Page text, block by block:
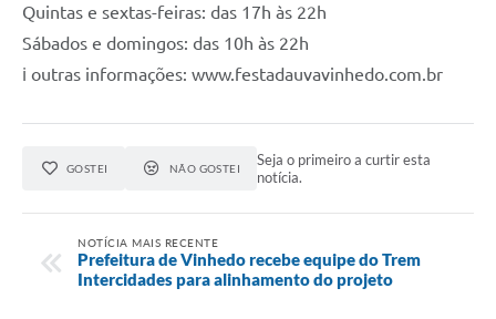
Quintas e sextas-feiras: das 17h às 22h
Sábados e domingos: das 10h às 22h
ℹ️ outras informações: www.festadauvavinhedo.com.br
GOSTEI NÃO GOSTEI
Seja o primeiro a curtir esta
notícia.
NOTÍCIA MAIS RECENTE
Prefeitura de Vinhedo recebe equipe do Trem
Intercidades para alinhamento do projeto